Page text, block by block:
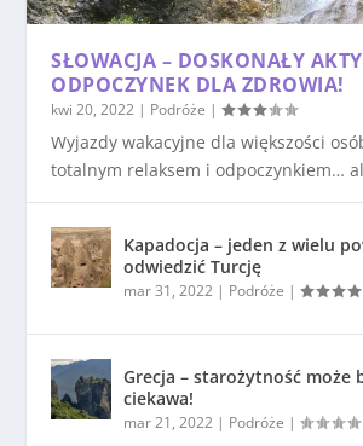
SŁOWACJA – DOSKONAŁY
ODPOCZYNEK DLA ZDROWIA!
kwi 20, 2022 | Podróże |
Wyjazdy wakacyjne dla większości
totalnym relaksem i odpoczynkiem…
Kapadocja – jeden z wielu
odwiedzić Turcję
mar 31, 2022 | Podróże |
Grecja – starożytność może
ciekawa!
mar 21, 2022 | Podróże |